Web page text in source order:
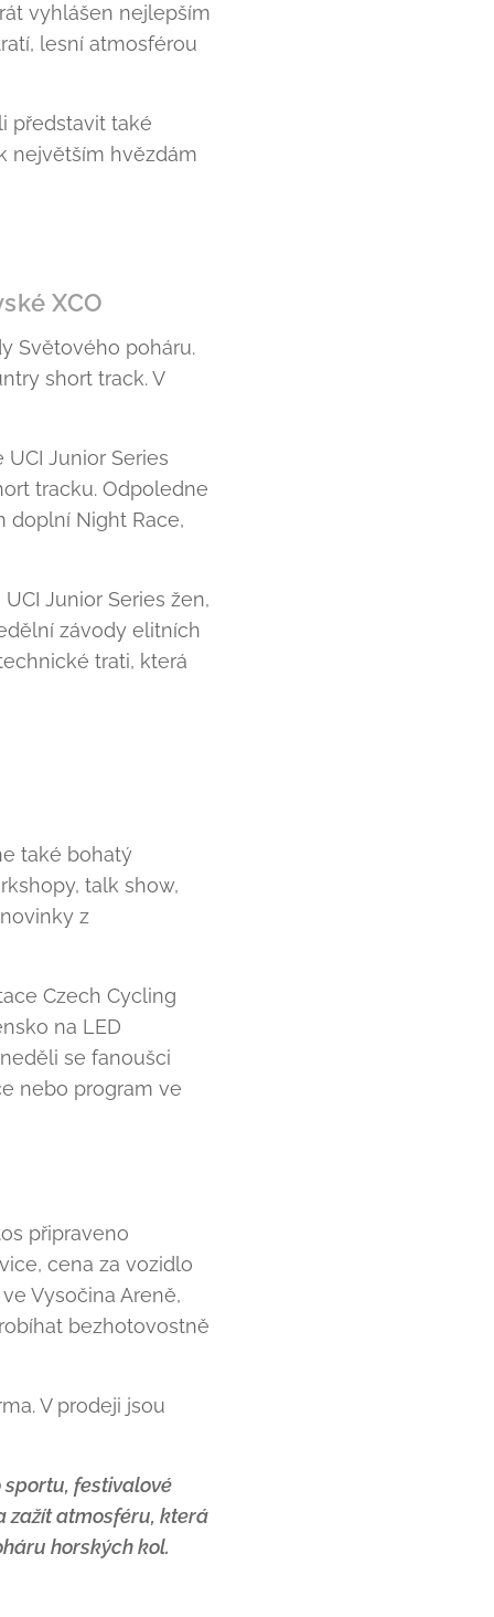
vyhlášen nejlepším
lesní atmosférou
představit také
největším hvězdám
XCO
Světového poháru.
short track. V
Junior Series
tracku. Odpoledne
doplní Night Race,
Junior Series žen,
závody elitních
trati, která
také bohatý
talk show,
z
Czech Cycling
na LED
se fanoušci
nebo program ve
připraveno
cena za vozidlo
Vysočina Areně,
bezhotovostně
V prodeji jsou
sportu, festivalové
zažít atmosféru, která
horských kol.